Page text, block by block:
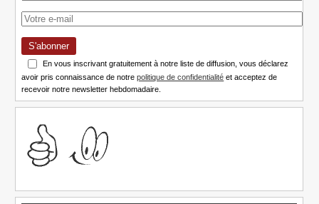
S'abonner
En vous inscrivant gratuitement à notre liste de diffusion, vous déclarez
avoir pris connaissance de notrepolitique de confidentialité et acceptez de
recevoir notre newsletter hebdomadaire.